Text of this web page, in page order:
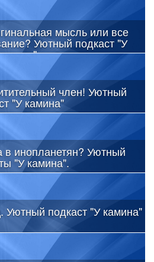
мысль или все
Уютный подкаст "У
член! Уютный
"У камина"
в инопланетян? Уютный
"У камина".
Уютный подкаст "У камина"